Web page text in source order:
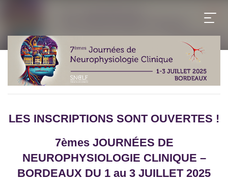
LES INSCRIPTIONS SONT OUVERTES !
7èmes JOURNÉES DE
NEUROPHYSIOLOGIE CLINIQUE –
BORDEAUX DU 1 au 3 JUILLET 2025